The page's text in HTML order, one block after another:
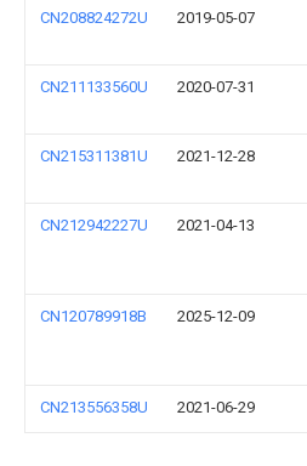
CN208824272U 2019-05-07
CN211133560U 2020-07-31
CN215311381U 2021-12-28
CN212942227U 2021-04-13
CN120789918B 2025-12-09
CN213556358U 2021-06-29